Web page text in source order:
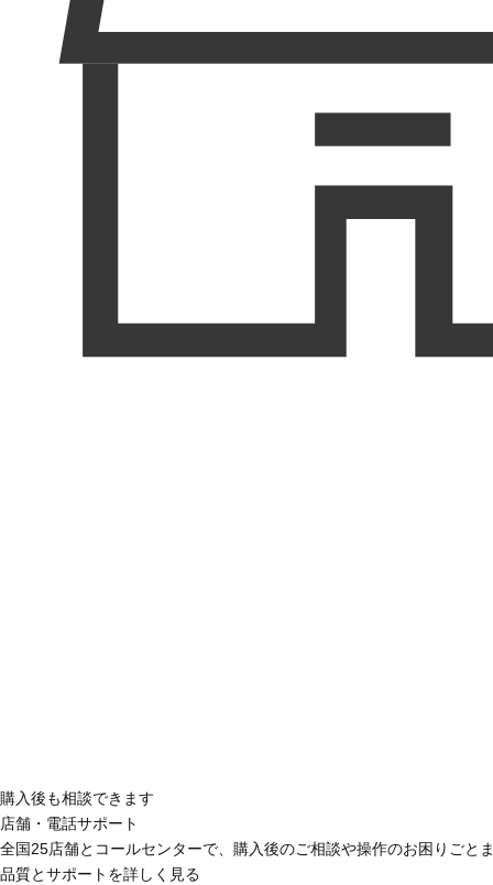
購入後も相談できます
店舗・電話サポート
全国25店舗とコールセンターで、購入後のご相談や操作のお困りごと
品質とサポートを詳しく見る